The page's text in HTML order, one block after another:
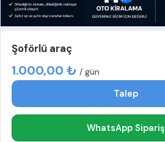
Şoförlü araç
1.000,00 ₺ / gün
Talep
WhatsApp Sipariş